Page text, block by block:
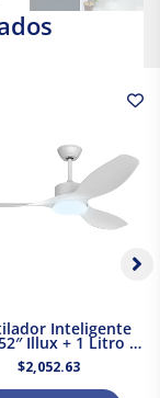
Inteligente
Illux + 1 Litro de
Blanca Acuario
$2,052.63